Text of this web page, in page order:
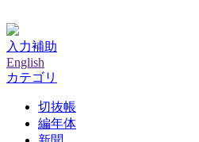
入力補助
English
カテゴリ
切抜帳
編年体